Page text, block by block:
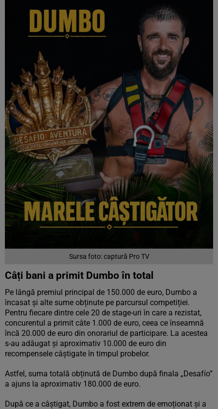
Sursa foto: captură Pro TV
Câți bani a primit Dumbo în total
Pe lângă premiul principal de 150.000 de euro, Dumbo a
încasat și alte sume obținute pe parcursul competiției.
Pentru fiecare dintre cele 20 de stage-uri în care a rezistat,
concurentul a primit câte 1.000 de euro, ceea ce înseamnă
încă 20.000 de euro din onorariul de participare. La acestea
s-au adăugat și aproximativ 10.000 de euro din
recompensele câștigate în timpul probelor.
Astfel, suma totală obținută de Dumbo după finala „Desafío”
a ajuns la aproximativ 180.000 de euro.
După ce a câștigat, Dumbo a fost extrem de emoționat și a